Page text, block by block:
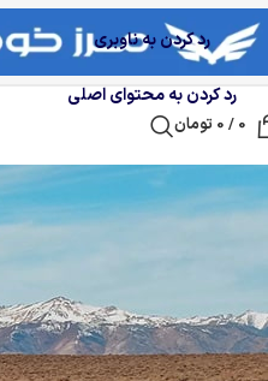
رد کردن به ناوبری
رد کردن به محتوای اصلی
0
/
0 تومان
معرفی ارزانترین